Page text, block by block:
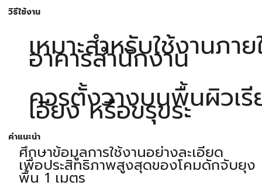
วิธีใช้งาน
เหมาะสำหรับใช้งานภา
อาคารสำนักงาน
ควรตั้งวางบนพื้นผิวเ
เอียง หรือขรุขระ
คำแนะนำ
ศึกษาข้อมูลการใช้งานอย่างละเอียด
เพื่อประสิทธิภาพสูงสุดของโคมดักจับยุง
พื้น 1 เมตร